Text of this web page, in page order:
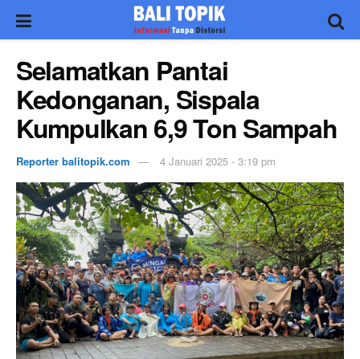
Selamatkan Pantai
Kedonganan, Sispala
Kumpulkan 6,9 Ton Sampah
Reporter balitopik.com 4 Januari 2025 - 3:19 pm